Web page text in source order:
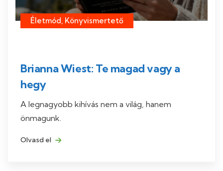
Életmód, Könyvismertető
Brianna Wiest: Te magad vagy a
hegy
A legnagyobb kihívás nem a világ, hanem
önmagunk.
Olvasd el